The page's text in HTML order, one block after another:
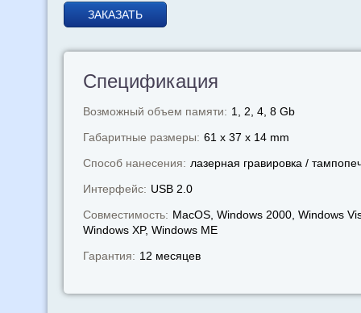
ЗАКАЗАТЬ
Спецификация
Возможный объем памяти: 1, 2, 4, 8 Gb
Габаритные размеры: 61 x 37 x 14 mm
Способ нанесения: лазерная гравировка /
Интерфейс: USB 2.0
Совместимость: MacOS, Windows 2000, Windows
Windows XP, Windows МЕ
Гарантия: 12 месяцев